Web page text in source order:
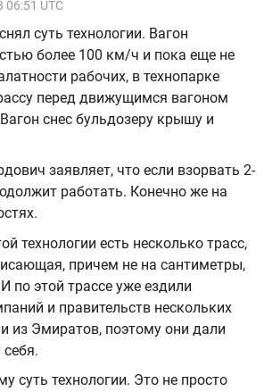
06:51 UTC
суть технологии. Вагон
более 100 км/ч и пока еще не
рабочих, в технопарке
перед движущимся вагоном
снес бульдозеру крышу и
заявляет, что если взорвать 2-
работать. Конечно же на
технологии есть несколько трасс,
причем не на сантиметры,
по этой трассе уже ездили
и правительств нескольких
из Эмиратов, поэтому они дали
себя.
суть технологии. Это не просто